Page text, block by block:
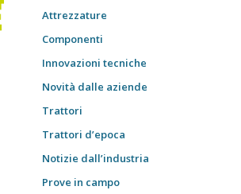
Attrezzature
Componenti
Innovazioni tecniche
Novità dalle aziende
Trattori
Trattori d’epoca
Notizie dall’industria
Prove in campo